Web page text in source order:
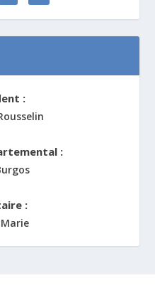
:
:
: